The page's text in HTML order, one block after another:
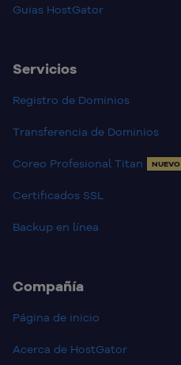
Guias HostGator
Servicios
Registro de Dominios
Transferencia de Dominios
Coreo Profesional Titan NUEVO
Certificados SSL
Backup en línea
Compañía
Página de inicio
Acerca de HostGator